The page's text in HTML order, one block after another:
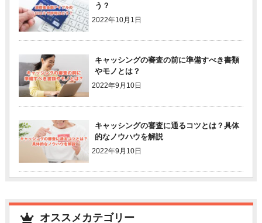
う？
2022年10月1日
キャッシングの審査の前に準備すべき書類
やモノとは？
2022年9月10日
キャッシングの審査に通るコツとは？具体
的なノウハウを解説
2022年9月10日
オススメカテゴリー